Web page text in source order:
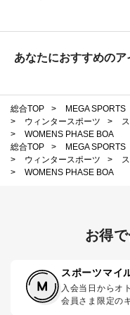
あなたにおすすめのア
総合TOP > MEGA SPORTS
>
ウィンタースポーツ >
>
WOMENS PHASE BOA
総合TOP
> MEGA SPORTS
>
ウィンタースポーツ >
>
WOMENS PHASE BOA
お得
スポーツマイ
入会当日からオ
会員さま限定の